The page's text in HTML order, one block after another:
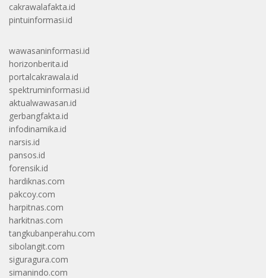
cakrawalafakta.id
pintuinformasi.id
wawasaninformasi.id
horizonberita.id
portalcakrawala.id
spektruminformasi.id
aktualwawasan.id
gerbangfakta.id
infodinamika.id
narsis.id
pansos.id
forensik.id
hardiknas.com
pakcoy.com
harpitnas.com
harkitnas.com
tangkubanperahu.com
sibolangit.com
siguragura.com
simanindo.com